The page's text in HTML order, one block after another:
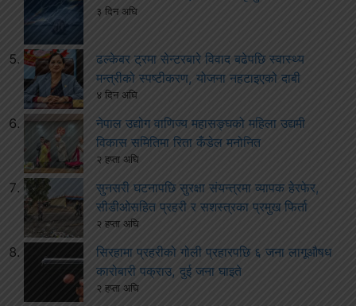
३ दिन अघि
ढल्केबर ट्रमा सेन्टरबारे विवाद बढेपछि स्वास्थ्य
मन्त्रीको स्पष्टीकरण, योजना नहटाइएको दाबी
४ दिन अघि
नेपाल उद्योग वाणिज्य महासङ्घको महिला उद्यमी
विकास समितिमा रिता कँडेल मनोनित
२ हप्ता अघि
सुनसरी घटनापछि सुरक्षा संयन्त्रमा व्यापक हेरफेर,
सीडीओसहित प्रहरी र सशस्त्रका प्रमुख फिर्ता
२ हप्ता अघि
सिरहामा प्रहरीको गोली प्रहारपछि ६ जना लागूऔषध
कारोबारी पक्राउ, दुई जना घाइते
२ हप्ता अघि